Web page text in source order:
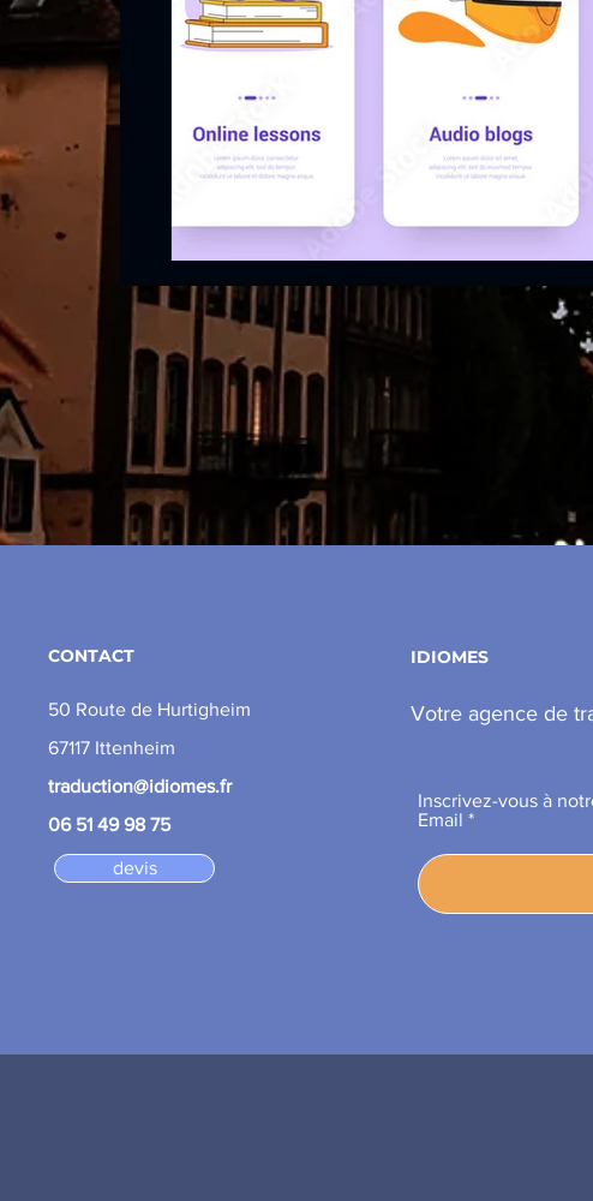
CONTACT
50 Route de Hurtigheim
67117 Ittenheim
traduction@idiomes.fr
06 51 49 98 75
devis
IDIOMES
Votre agence de
Inscrivez-vous à
Email